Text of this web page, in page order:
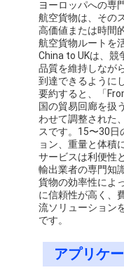
ホーム
製品
企業情報
会社案内
品質管理
お問い合わせ
今雑談しなさい
ヨーロッパへの専
航空貨物は、その
高価値または時間
航空貨物ルートを
China to UKは、競
品質を維持しなが
到達できるように
要約すると、「
国の貿易回廊を扱
わせて調整された
スです。15〜30日
ョン、重量と体積
サービスは利便性
輸出業者の専門知
貨物の効率性によ
に信頼性が高く、
流ソリューション
です。
アプリケ